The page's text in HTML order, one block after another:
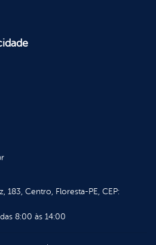
183, Centro, Floresta-PE, CEP:
8:00 às 14:00